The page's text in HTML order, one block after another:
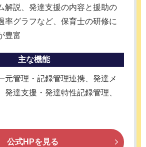
解説、発達支援の内容と援助の
率グラフなど、保育士の研修に
豊富
主な機能
元管理・記録管理連携、発達メ
発達支援・発達特性記録管理、
公式HPを見る